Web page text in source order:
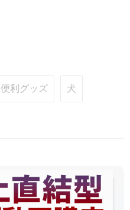
便利グッズ 犬